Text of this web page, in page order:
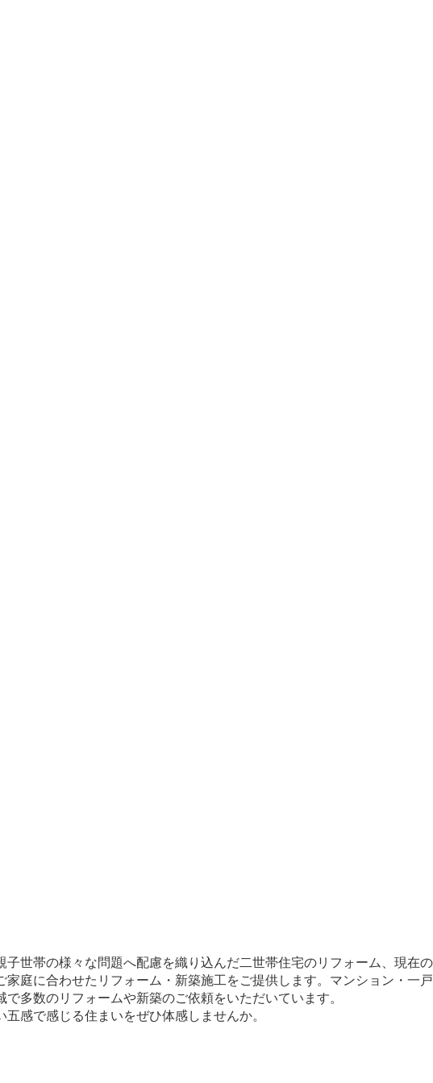
世帯の様々な問題へ配慮を織り込んだ二世帯住宅のリフォーム、現在の
庭に合わせたリフォーム・新築施工をご提供します。マンション・一戸
多数のリフォームや新築のご依頼をいただいています。
感で感じる住まいをぜひ体感しませんか。